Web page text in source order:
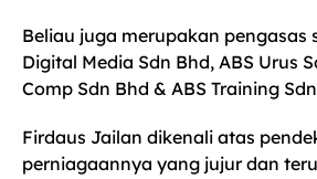
Beliau juga merupakan pengasas
Digital Media Sdn Bhd, ABS Urus
Comp Sdn Bhd & ABS Training
Firdaus Jailan dikenali atas
perniagaannya yang jujur dan